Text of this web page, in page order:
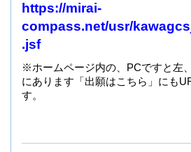
https://mirai-
compass.net/usr/
.jsf
※ホームページ内の、PCですと左
にあります「出願はこちら」にも
す。